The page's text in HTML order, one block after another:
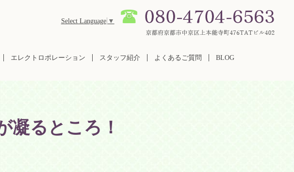
Select Language ▼
エレクトロポレーション スタッフ紹介 よくあるご質問
BLOG
凝るところ！